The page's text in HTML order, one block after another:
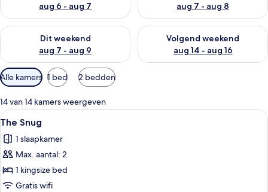
aug 6 - aug 7
aug 7 - aug 8
Dit weekend
aug 7 - aug 9
De beschikbaarheid controleren voor dit weekend aug 7 -
Volgend weekend
aug 14 - aug 16
De beschikbaarheid
Beschikbare
filters
voor
kamers
Alle kamers 1 bed 2 bedden
14 van 14 kamers weergeven
Alle
foto's
voor
The
Snug
laden
Een kleine hotelkamer met een bed,
8
The Snug
1 slaapkamer
Max. aantal: 2
1 kingsize bed
Gratis wifi